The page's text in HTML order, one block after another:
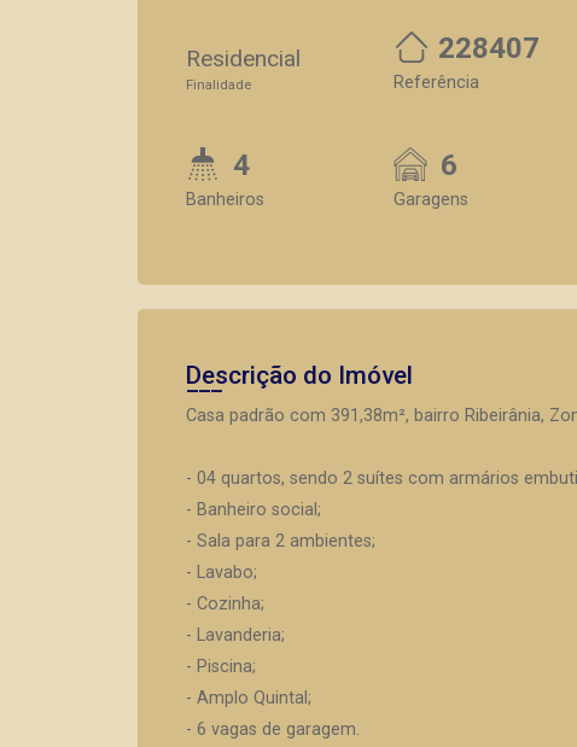
Residencial
Finalidade
228407
Referência
4
Banheiros
6
Garagens
Descrição do Imóvel
Casa padrão com 391,38m², bairro Ribeirânia,
- 04 quartos, sendo 2 suítes com armários
- Banheiro social;
- Sala para 2 ambientes;
- Lavabo;
- Cozinha;
- Lavanderia;
- Piscina;
- Amplo Quintal;
- 6 vagas de garagem.